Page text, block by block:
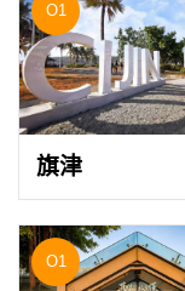
O1
旗津
O1